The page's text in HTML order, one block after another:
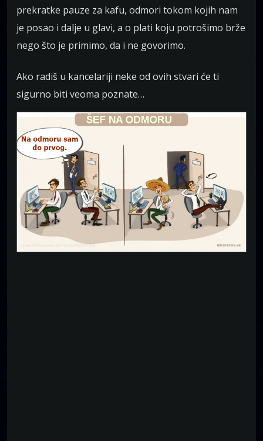
prekratke pauze za kafu, odmori tokom kojih nam
je posao i dalje u glavi, a o plati koju potrošimo brže
nego što je primimo, da i ne govorimo.
Ako radiš u kancelariji neke od ovih stvari će ti
sigurno biti veoma poznate…